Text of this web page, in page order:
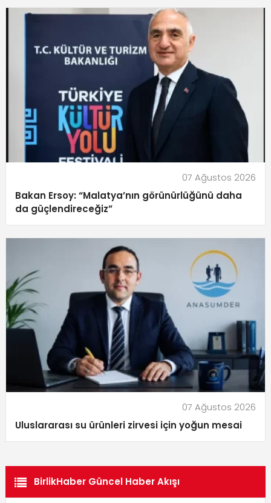
07 Ağustos 2026
Bakan Ersoy: “Malatya’nın görünürlüğünü daha
da güçlendireceğiz”
07 Ağustos 2026
Uluslararası su ürünleri zirvesi için yoğun mesai
BirlikHaber Güncel Haber Akışı